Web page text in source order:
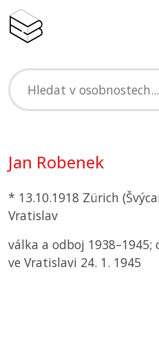
Jan Robenek
* 13.10.1918 Zürich
Vratislav
válka a odboj
ve Vratislavi 24. 1. 1945